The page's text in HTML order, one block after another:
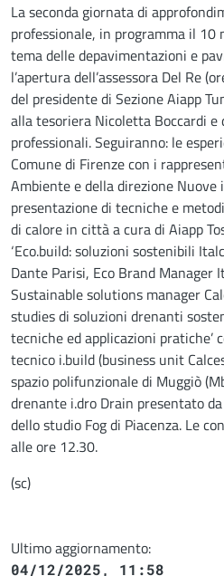
La seconda giornata di
professionale, in programma il 10
tema delle depavimentazioni e
l’apertura dell’assessora Del Re
del presidente di Sezione Aiapp
alla tesoriera Nicoletta Boccardi
professionali. Seguiranno: le
Comune di Firenze con i
Ambiente e della direzione
presentazione di tecniche e
di calore in città a cura di Aiapp
‘Eco.build: soluzioni sostenibili
Dante Parisi, Eco Brand Manager
Sustainable solutions manager
studies di soluzioni drenanti
tecniche ed applicazioni pratiche’
tecnico i.build (business unit
spazio polifunzionale di Muggiò
drenante i.dro Drain presentato
dello studio Fog di Piacenza. Le
alle ore 12.30.
(sc)
Ultimo aggiornamento:
04/12/2025, 11:58